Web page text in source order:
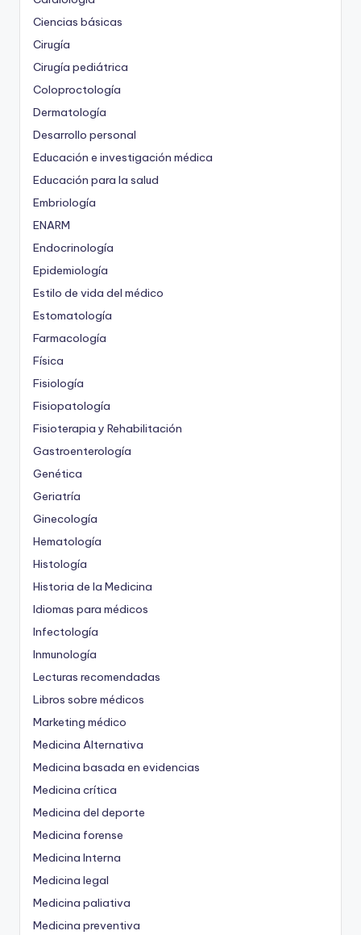
Ciencias básicas
Cirugía
Cirugía pediátrica
Coloproctología
Dermatología
Desarrollo personal
Educación e investigación médica
Educación para la salud
Embriología
ENARM
Endocrinología
Epidemiología
Estilo de vida del médico
Estomatología
Farmacología
Física
Fisiología
Fisiopatología
Fisioterapia y Rehabilitación
Gastroenterología
Genética
Geriatría
Ginecología
Hematología
Histología
Historia de la Medicina
Idiomas para médicos
Infectología
Inmunología
Lecturas recomendadas
Libros sobre médicos
Marketing médico
Medicina Alternativa
Medicina basada en evidencias
Medicina crítica
Medicina del deporte
Medicina forense
Medicina Interna
Medicina legal
Medicina paliativa
Medicina preventiva